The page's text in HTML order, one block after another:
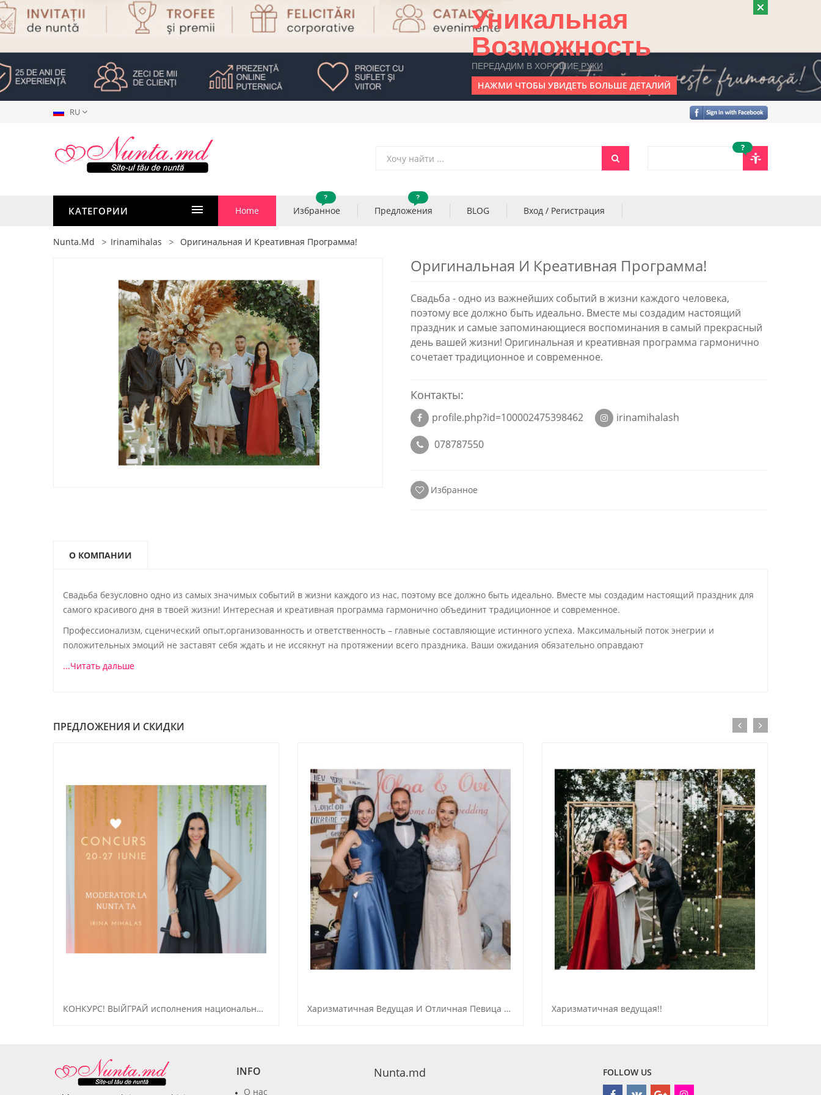
Уникальная
Возможность
ПЕРЕДАДИМ В ХОРОШИЕ РУКИ
НАЖМИ ЧТОБЫ УВИДЕТЬ БОЛЬШЕ ДЕТАЛИЙ
RU
?
КАТЕГОРИИ Home Избранное
?
Предложения
?
BLOG Вход / Регистрация
Nunta.md Irinamihalas Оригинальная И Креативная Программа!
Оригинальная И Креативная Программа!
Свадьба - одно из важнейших событий в жизни каждого человека,
поэтому все должно быть идеально. Вместе мы создадим настоящий
праздник и самые запоминающиеся воспоминания в самый прекрасный
день вашей жизни! Оригинальная и креативная программа гармонично
сочетает традиционное и современное.
Контакты:
profile.php?id=100002475398462
irinamihalash
078787550
Избранное
О КОМПАНИИ
Свадьба безусловно одно из самых значимых событий в жизни каждого из нас, поэтому все должно быть идеально. Вместе мы создадим настоящий праздник для
самого красивого дня в твоей жизни! Интересная и креативная программа гармонично объединит традиционное и современное.
Профессионализм, сценический опыт,организованность и ответственность – главные составляющие истинного успеха. Максимальный поток энегрии и
положительных эмоций не заставят себя ждать и не иссякнут на протяжении всего праздника. Ваши ожидания обязательно оправдают
...Читать дальше
ПРЕДЛОЖЕНИЯ И СКИДКИ
КОНКУРС! ВЫЙГРАЙ исполнения национальных и зарубежных, известных произведений! Харизматичная Ведущая И Отличная Певица Для Вашего Праздника. Харизматичная ведущая!!
INFO
О нас
Nunta.md FOLLOW US